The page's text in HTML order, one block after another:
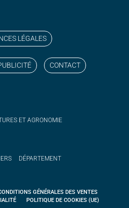
LÉGALES
CONTACT
ET AGRONOMIE
DÉPARTEMENT
GÉNÉRALES DES VENTES
POLITIQUE DE COOKIES (UE)